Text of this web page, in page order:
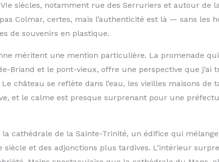
siècles, notamment rue des Serruriers et autour de
Colmar, certes, mais l’authenticité est là — sans les
de souvenirs en plastique.
méritent une mention particulière. La promenade
Briand et le pont-vieux, offre une perspective que j’ai
château se reflète dans l’eau, les vieilles maisons de
et le calme est presque surprenant pour une
la cathédrale de la Sainte-Trinité, un édifice qui
siècle et des adjonctions plus tardives. L’intérieur